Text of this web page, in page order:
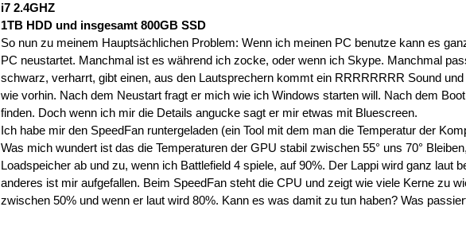
i7 2.4GHZ
1TB HDD und insgesamt 800GB SSD
So nun zu meinem Hauptsächlichen Problem: Wenn ich meinen PC benutze kann es
PC neustartet. Manchmal ist es während ich zocke, oder wenn ich Skype. Manchmal
schwarz, verharrt, gibt einen, aus den Lautsprechern kommt ein RRRRRRRR Sound
wie vorhin. Nach dem Neustart fragt er mich wie ich Windows starten will. Nach dem
finden. Doch wenn ich mir die Details angucke sagt er mir etwas mit Bluescreen.
Ich habe mir den SpeedFan runtergeladen (ein Tool mit dem man die Temperatur der
Was mich wundert ist das die Temperaturen der GPU stabil zwischen 55° uns 70°
Loadspeicher ab und zu, wenn ich Battlefield 4 spiele, auf 90%. Der Lappi wird ganz laut
anderes ist mir aufgefallen. Beim SpeedFan steht die CPU und zeigt wie viele Kerne zu
zwischen 50% und wenn er laut wird 80%. Kann es was damit zu tun haben? Was